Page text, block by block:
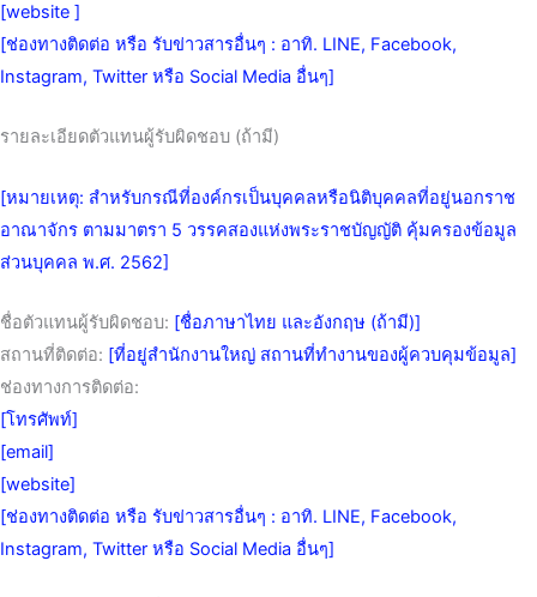
[website ]
[ช่องทางติดต่อ หรือ รับข่าวสารอื่นๆ : อาทิ. LINE, Facebook,
Instagram, Twitter หรือ Social Media อื่นๆ]
รายละเอียดตัวแทนผู้รับผิดชอบ (ถ้ามี)
[หมายเหตุ: สำหรับกรณีที่องค์กรเป็นบุคคลหรือนิติบุคคลที่อยู่นอกราช
อาณาจักร ตามมาตรา 5 วรรคสองแห่งพระราชบัญญัติ คุ้มครองข้อมูล
ส่วนบุคคล พ.ศ. 2562]
ชื่อตัวแทนผู้รับผิดชอบ: [ชื่อภาษาไทย และอังกฤษ (ถ้ามี)]
สถานที่ติดต่อ: [ที่อยู่สำนักงานใหญ่ สถานที่ทำงานของผู้ควบคุมข้อมูล]
ช่องทางการติดต่อ:
[โทรศัพท์]
[email]
[website]
[ช่องทางติดต่อ หรือ รับข่าวสารอื่นๆ : อาทิ. LINE, Facebook,
Instagram, Twitter หรือ Social Media อื่นๆ]